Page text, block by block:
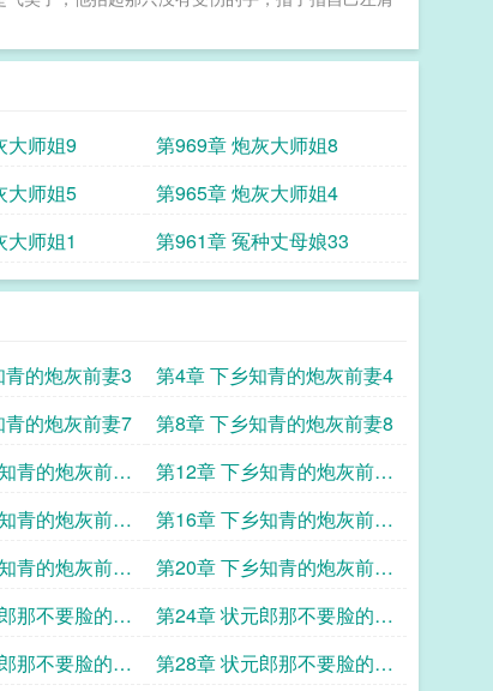
大师姐9
第969章 炮灰大师姐8
大师姐5
第965章 炮灰大师姐4
大师姐1 第961章 冤种丈母娘33
的炮灰前妻3
第4章 下乡知青的炮灰前妻4
的炮灰前妻7
第8章 下乡知青的炮灰前妻8
青的炮灰前妻
第12章 下乡知青的炮灰前妻
12
青的炮灰前妻
第16章 下乡知青的炮灰前妻
16
青的炮灰前妻
第20章 下乡知青的炮灰前妻
20
那不要脸的青
第24章 状元郎那不要脸的青
梅竹马3
那不要脸的青
第28章 状元郎那不要脸的青